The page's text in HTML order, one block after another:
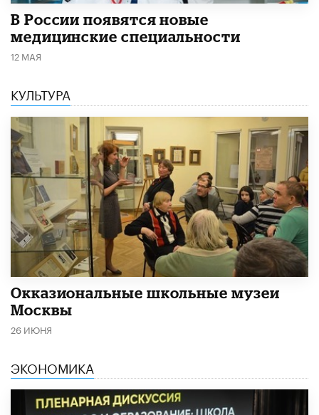
В России появятся новые
медицинские специальности
12 МАЯ
КУЛЬТУРА
​Окказиональные школьные музеи
Москвы
26 ИЮНЯ
ЭКОНОМИКА